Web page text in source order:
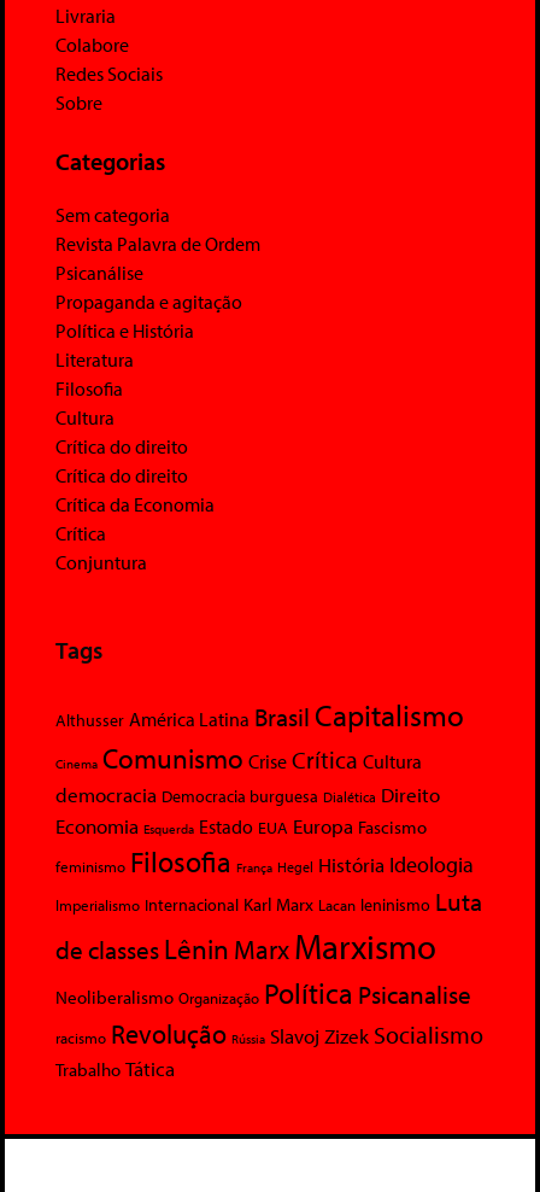
Livraria
Colabore
Redes Sociais
Sobre
Categorias
Sem categoria
Revista Palavra de Ordem
Psicanálise
Propaganda e agitação
Política e História
Literatura
Filosofia
Cultura
Crítica do direito
Crítica do direito
Crítica da Economia
Crítica
Conjuntura
Tags
Althusser América Latina Brasil Capitalismo
Cinema Comunismo Crise Crítica Cultura
democracia Democracia burguesa Dialética Direito
Economia Esquerda Estado EUA Europa Fascismo
feminismo Filosofia França Hegel História Ideologia
Imperialismo Internacional Karl Marx Lacan leninismo Luta
de classesLênin MarxMarxismo
Neoliberalismo Organização Política Psicanalise
racismo Revolução Rússia Slavoj Zizek Socialismo
Trabalho Tática